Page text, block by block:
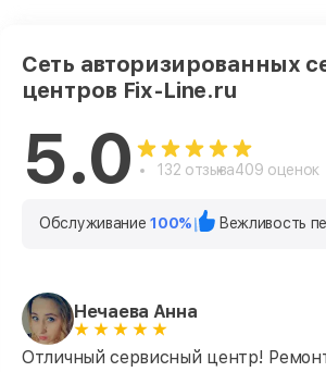
Сеть авторизированных
центров Fix-Line.ru
5.0 132 отзыва409 оценок
Обслуживание100% Вежливость
Нечаева Анна
Отличный сервисный центр!